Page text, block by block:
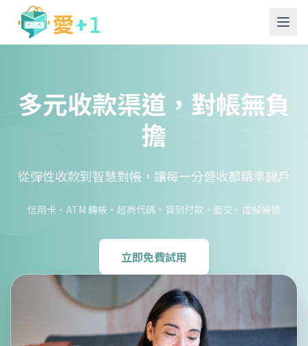
多元收款渠道， 對帳無負
擔
從彈性收款到智慧對帳，讓每一分營收都精準歸戶
信用卡・ATM 轉帳・超商代碼・貨到付款・面交・虛擬帳號
立即免費試用